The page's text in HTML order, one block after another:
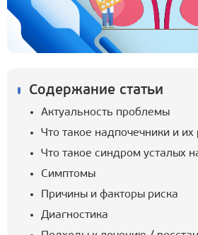
Содержание статьи
Актуальность проблемы
Что такое надпочечники и
Что такое синдром усталых
Симптомы
Причины и факторы риска
Диагностика